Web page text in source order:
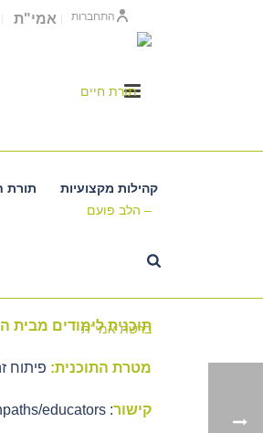
אמי"ת התחברות
קהילות מקצועיות תורת
תוכנית
תוכנית לימודים מבית
מטרת התוכנית: פיתוח
קישור: http://rabbisacks.org/tenpaths/educators/